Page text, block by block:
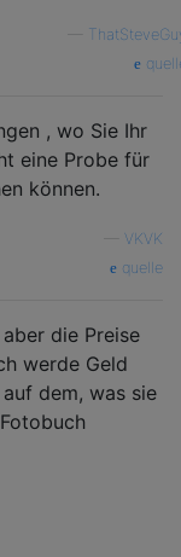
, wo Sie Ihr
eine Probe für
können.
VKVK
quelle
die Preise
werde Geld
dem, was sie